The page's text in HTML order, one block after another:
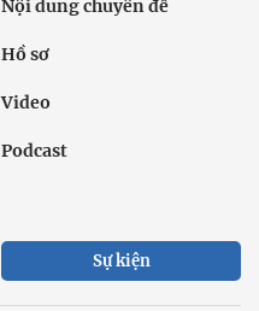
Nội dung chuyên đề
Hồ sơ
Video
Podcast
Sự kiện